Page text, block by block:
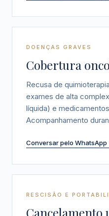
DOENÇAS GRAVES
Cobertura
Recusa de
exames de alta
líquida) e
Acompanhamento
Conversar pelo
RESCISÃO E
Cancelamento